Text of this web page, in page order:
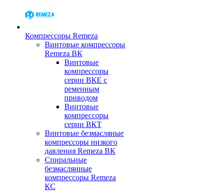
Компрессоры Remeza
Винтовые компрессоры
Remeza ВК
Винтовые
компрессоры
серии ВКЕ с
ременным
приводом
Винтовые
компрессоры
серии ВКТ
Винтовые безмасляные
компрессоры низкого
давления Remeza ВК
Спиральные
безмаслянные
компрессоры Remeza
КС